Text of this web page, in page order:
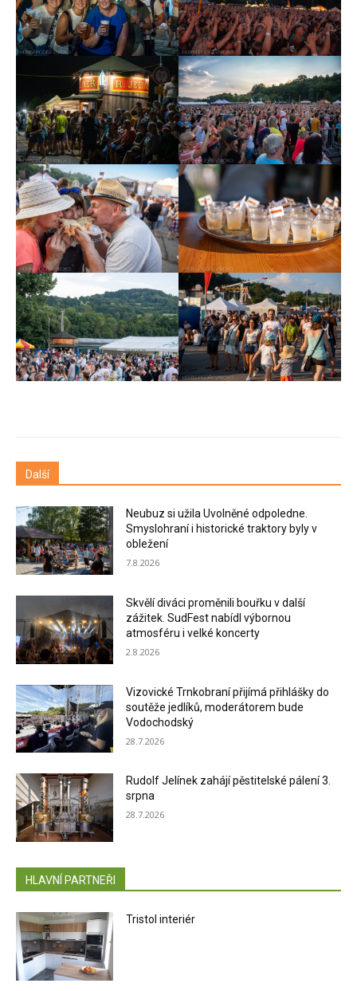
Další
Neubuz si užila Uvolněné odpoledne.
Smyslohraní i historické traktory byly v
obležení
7.8.2026
Skvělí diváci proměnili bouřku v další
zážitek. SudFest nabídl výbornou
atmosféru i velké koncerty
2.8.2026
Vizovické Trnkobraní přijímá přihlášky do
soutěže jedlíků, moderátorem bude
Vodochodský
28.7.2026
Rudolf Jelínek zahájí pěstitelské pálení 3.
srpna
28.7.2026
HLAVNÍ PARTNEŘI
Tristol interiér